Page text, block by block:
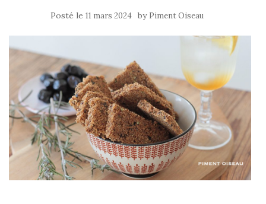
Posté le 11 mars 2024 by Piment Oiseau